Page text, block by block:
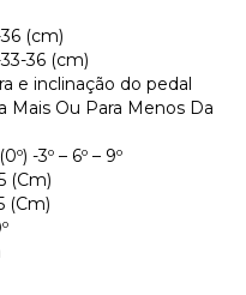
(cm)
36 (cm)
e inclinação do pedal
Mais Ou Para Menos Da
-3º – 6º – 9º
(Cm)
(Cm)